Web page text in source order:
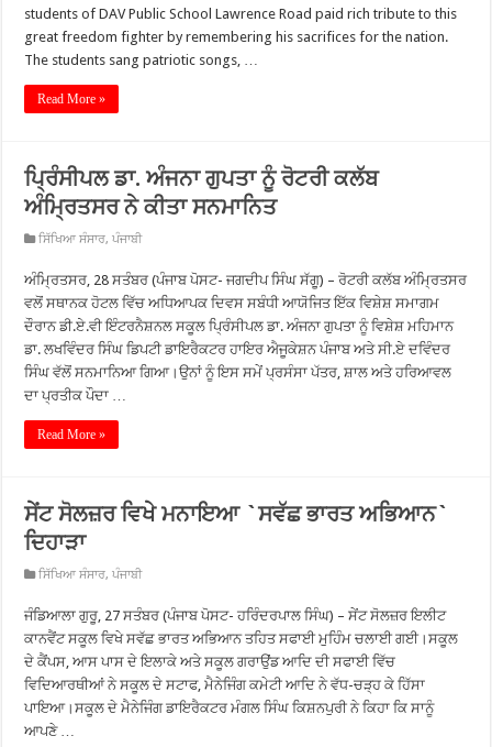
students of DAV Public School Lawrence Road paid rich tribute to this
great freedom fighter by remembering his sacrifices for the nation.
The students sang patriotic songs, …
Read More »
ਪ੍ਰਿੰਸੀਪਲ ਡਾ. ਅੰਜਨਾ ਗੁਪਤਾ ਨੂੰ ਰੋਟਰੀ ਕਲੱਬ
ਅੰਮ੍ਰਿਤਸਰ ਨੇ ਕੀਤਾ ਸਨਮਾਨਿਤ
ਸਿੱਖਿਆ ਸੰਸਾਰ,ਪੰਜਾਬੀ
ਅੰਮ੍ਰਿਤਸਰ, 28 ਸਤੰਬਰ (ਪੰਜਾਬ ਪੋਸਟ- ਜਗਦੀਪ ਸਿੰਘ ਸੱਗੂ) – ਰੋਟਰੀ ਕਲੱਬ ਅੰਮ੍ਰਿਤਸਰ
ਵਲੋਂ ਸਥਾਨਕ ਹੋਟਲ ਵਿੱਚ ਅਧਿਆਪਕ ਦਿਵਸ ਸਬੰਧੀ ਆਯੋਜਿਤ ਇੱਕ ਵਿਸ਼ੇਸ਼ ਸਮਾਗਮ
ਦੌਰਾਨ ਡੀ.ਏ.ਵੀ ਇੰਟਰਨੈਸ਼ਨਲ ਸਕੂਲ ਪ੍ਰਿੰਸੀਪਲ ਡਾ. ਅੰਜਨਾ ਗੁਪਤਾ ਨੂੰ ਵਿਸ਼ੇਸ਼ ਮਹਿਮਾਨ
ਡਾ. ਲਖਵਿੰਦਰ ਸਿੰਘ ਡਿਪਟੀ ਡਾਇਰੈਕਟਰ ਹਾਇਰ ਐਜੂਕੇਸ਼ਨ ਪੰਜਾਬ ਅਤੇ ਸੀ.ਏ ਦਵਿੰਦਰ
ਸਿੰਘ ਵੱਲੋਂ ਸਨਮਾਨਿਆ ਗਿਆ।ਉਨਾਂ ਨੂੰ ਇਸ ਸਮੇਂ ਪ੍ਰਸੰਸਾ ਪੱਤਰ, ਸ਼ਾਲ ਅਤੇ ਹਰਿਆਵਲ
ਦਾ ਪ੍ਰਤੀਕ ਪੌਦਾ …
Read More »
ਸੇਂਟ ਸੋਲਜ਼ਰ ਵਿਖੇ ਮਨਾਇਆ `ਸਵੱਛ ਭਾਰਤ ਅਭਿਆਨ`
ਦਿਹਾੜਾ
ਸਿੱਖਿਆ ਸੰਸਾਰ,ਪੰਜਾਬੀ
ਜੰਡਿਆਲਾ ਗੁਰੂ, 27 ਸਤੰਬਰ (ਪੰਜਾਬ ਪੋਸਟ- ਹਰਿੰਦਰਪਾਲ ਸਿੰਘ) – ਸੇਂਟ ਸੋਲਜ਼ਰ ਇਲੀਟ
ਕਾਨਵੈਂਟ ਸਕੂਲ ਵਿਖੇ ਸਵੱਛ ਭਾਰਤ ਅਭਿਆਨ ਤਹਿਤ ਸਫਾਈ ਮੁਹਿੰਮ ਚਲਾਈ ਗਈ।ਸਕੂਲ
ਦੇ ਕੈਂਪਸ, ਆਸ ਪਾਸ ਦੇ ਇਲਾਕੇ ਅਤੇ ਸਕੂਲ ਗਰਾਉਂਡ ਆਦਿ ਦੀ ਸਫਾਈ ਵਿੱਚ
ਵਿਦਿਆਰਥੀਆਂ ਨੇ ਸਕੂਲ ਦੇ ਸਟਾਫ, ਮੈਨੇਜਿੰਗ ਕਮੇਟੀ ਆਦਿ ਨੇ ਵੱਧ-ਚੜ੍ਹ ਕੇ ਹਿੱਸਾ
ਪਾਇਆ।ਸਕੂਲ ਦੇ ਮੈਨੇਜਿੰਗ ਡਾਇਰੈਕਟਰ ਮੰਗਲ ਸਿੰਘ ਕਿਸ਼ਨਪੁਰੀ ਨੇ ਕਿਹਾ ਕਿ ਸਾਨੂੰ
ਆਪਣੇ …